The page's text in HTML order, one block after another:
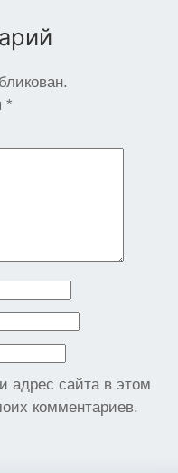
*
адрес сайта в этом
комментариев.